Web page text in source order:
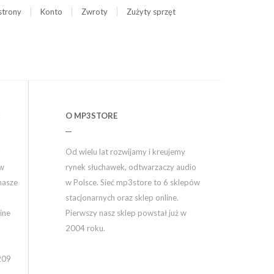
Konto Zwroty
Zużyty sprzęt
O MP3STORE
Od wielu lat rozwijamy i kreujemy
rynek słuchawek, odtwarzaczy audio
w Polsce. Sieć mp3store to 6 sklepów
stacjonarnych oraz sklep online.
Pierwszy nasz sklep powstał już w
2004 roku.